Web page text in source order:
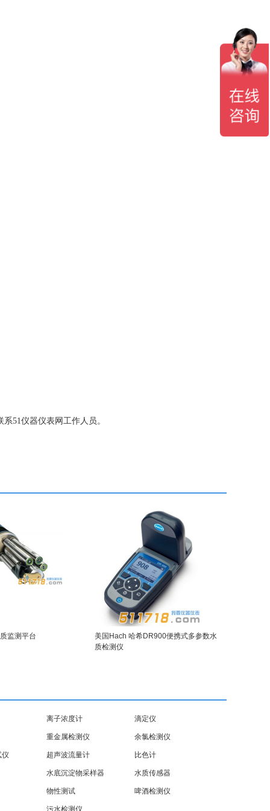
51仪器仪表网工作人员。
监测平台
美国Hach 哈希DR900便携式多参数水
质检测仪
离子浓度计 滴定仪
重金属检测仪 余氯检测仪
仪 超声波流量计 比色计
水底沉淀物采样器 水质传感器
物性测试 啤酒检测仪
污水检测仪